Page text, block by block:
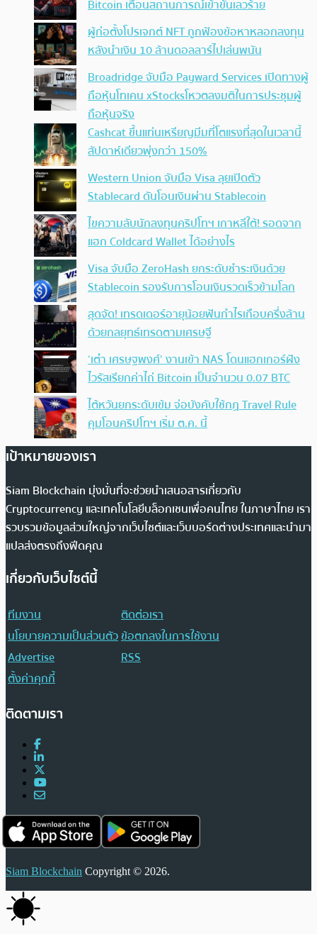
Bitcoin เตือนสถานการณ์เข้าขั้นเลวร้าย
ผู้ก่อตั้งโปรเจกต์ NFT ถูกฟ้องข้อหาหลอกลงทุน
หลังนำเงิน 10 ล้านดอลลาร์ไปเล่นพนัน
Broadridge จับมือ Payward Services เปิดทางผู้
ถือหุ้นโทเคน xStocksโหวตลงมติในการประชุมผู้
ถือหุ้นจริง
Cashcat ขึ้นแท่นเหรียญมีมที่โตแรงที่สุดในเวลานี้
สัปดาห์เดียวพุ่งกว่า 150%
Western Union จับมือ Visa ลุยเปิดตัว
Stablecard ดันโอนเงินผ่าน Stablecoin
ไขความลับนักลงทุนคริปโทฯ เกาหลีใต้! รอดจาก
แฮก Coldcard Wallet ได้อย่างไร
Visa จับมือ ZeroHash ยกระดับชำระเงินด้วย
Stablecoin รองรับการโอนเงินรวดเร็วข้ามโลก
สุดจัด! เทรดเดอร์อายุน้อยฟันกำไรเกือบครึ่งล้าน
ด้วยกลยุทธ์เทรดตามเศรษฐี
‘เต๋า เศรษฐพงศ์’ งานเข้า NAS โดนแฮกเกอร์ฝัง
ไวรัสเรียกค่าไถ่ Bitcoin เป็นจำนวน 0.07 BTC
ไต้หวันยกระดับเข้ม จ่อบังคับใช้กฏ Travel Rule
คุมโอนคริปโทฯ เริ่ม ต.ค. นี้
เป้าหมายของเรา
Siam Blockchain มุ่งมั่นที่จะช่วยนำเสนอสารเกี่ยวกับ
Cryptocurrency และเทคโนโลยีบล็อกเชนเพื่อคนไทย ในภาษาไทย เรา
รวบรวมข้อมูลส่วนใหญ่จากเว็บไซต์และเว็บบอร์ดต่างประเทศและนำมา
แปลส่งตรงถึงฟีดคุณ
เกี่ยวกับเว็บไซต์นี้
ทีมงาน
ติดต่อเรา
นโยบายความเป็นส่วนตัวข้อตกลงในการใช้งาน
Advertise
RSS
ตั้งค่าคุกกี้
ติดตามเรา
Siam Blockchain Copyright © 2026.